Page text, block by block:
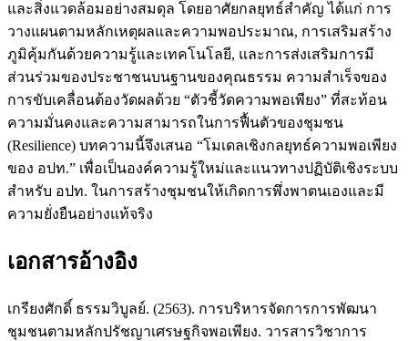
และสิ่งแวดล้อมอย่างสมดุล โดยอาศัยกลยุทธ์สำคัญ ได้แก่ การ
วางแผนตามหลักเหตุผลและความพอประมาณ, การเสริมสร้าง
ภูมิคุ้มกันด้วยความรู้และเทคโนโลยี, และการส่งเสริมการมี
ส่วนร่วมของประชาชนบนฐานของคุณธรรม ความสำเร็จของ
การขับเคลื่อนต้องวัดผลด้วย “ตัวชี้วัดความพอเพียง” ที่สะท้อน
ความมั่นคงและความสามารถในการฟื้นตัวของชุมชน
(Resilience) บทความนี้จึงเสนอ “โมเดลเชิงกลยุทธ์ความพอเพียง
ของ อปท.” เพื่อเป็นองค์ความรู้ใหม่และแนวทางปฏิบัติเชิงระบบ
สำหรับ อปท. ในการสร้างชุมชนให้เกิดการพึ่งพาตนเองและมี
ความยั่งยืนอย่างแท้จริง
เอกสารอ้างอิง
เกรียงศักดิ์ ธรรมวิบูลย์. (2563). การบริหารจัดการการพัฒนา
ชุมชนตามหลักปรัชญาเศรษฐกิจพอเพียง. วารสารวิชาการ